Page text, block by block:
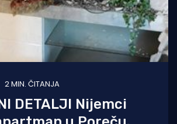
2 MIN. ČITANJA
DETALJI Nijemci